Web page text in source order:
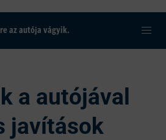
az autója vágyik.
a autójával
javítások